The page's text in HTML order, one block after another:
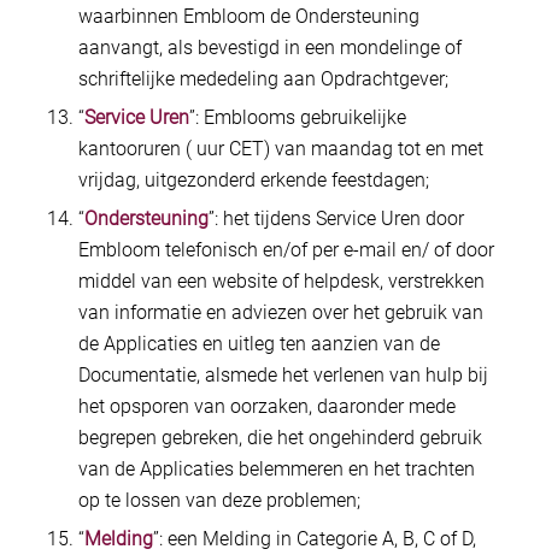
waarbinnen Embloom de Ondersteuning
aanvangt, als bevestigd in een mondelinge of
schriftelijke mededeling aan Opdrachtgever;
“Service Uren”: Emblooms gebruikelijke
kantooruren ( uur CET) van maandag tot en met
vrijdag, uitgezonderd erkende feestdagen;
“Ondersteuning”: het tijdens Service Uren door
Embloom telefonisch en/of per e-mail en/ of door
middel van een website of helpdesk, verstrekken
van informatie en adviezen over het gebruik van
de Applicaties en uitleg ten aanzien van de
Documentatie, alsmede het verlenen van hulp bij
het opsporen van oorzaken, daaronder mede
begrepen gebreken, die het ongehinderd gebruik
van de Applicaties belemmeren en het trachten
op te lossen van deze problemen;
“Melding”: een Melding in Categorie A, B, C of D,